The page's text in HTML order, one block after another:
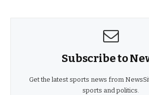
Subscribe to
Get the latest sports news from
sports and politics.